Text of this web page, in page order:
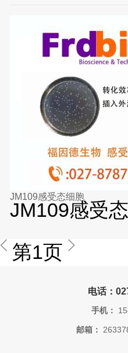
JM109感受态细胞
JM109感受
第1页
电话：
手机：
邮箱：